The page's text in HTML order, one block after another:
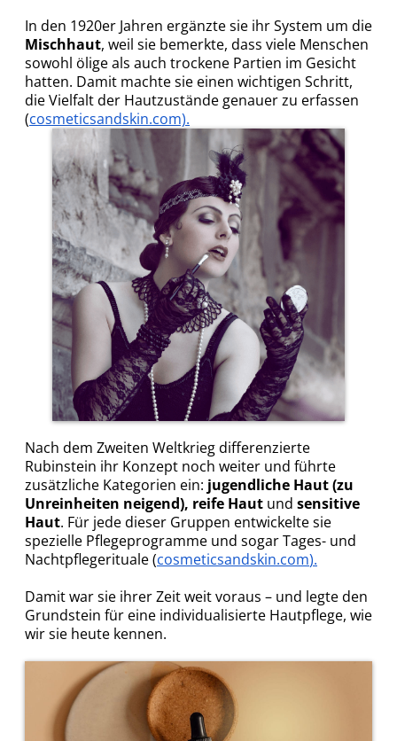
In den 1920er Jahren ergänzte sie ihr System um die
Mischhaut, weil sie bemerkte, dass viele Menschen
sowohl ölige als auch trockene Partien im Gesicht
hatten. Damit machte sie einen wichtigen Schritt,
die Vielfalt der Hautzustände genauer zu erfassen
(cosmeticsandskin.com).
Nach dem Zweiten Weltkrieg differenzierte
Rubinstein ihr Konzept noch weiter und führte
zusätzliche Kategorien ein: jugendliche Haut (zu
Unreinheiten neigend), reife Haut und sensitive
Haut. Für jede dieser Gruppen entwickelte sie
spezielle Pflegeprogramme und sogar Tages- und
Nachtpflegerituale (cosmeticsandskin.com).
Damit war sie ihrer Zeit weit voraus – und legte den
Grundstein für eine individualisierte Hautpflege, wie
wir sie heute kennen.